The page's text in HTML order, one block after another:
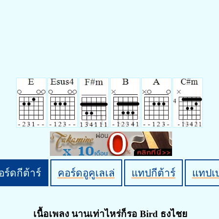
ร์ดกีต้าร์ คอร์ดอูคูเลเล่ แทปกีต้าร์ แทปเ
เนื้อเพลง นานเท่าไหร่ก็รอ Bird ธงไชย